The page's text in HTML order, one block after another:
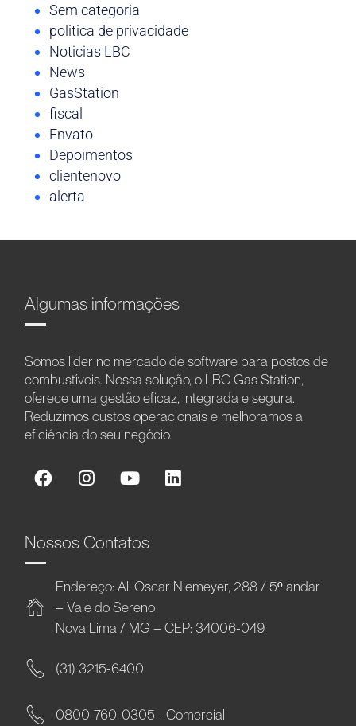
Sem categoria
politica de privacidade
Noticias LBC
News
GasStation
fiscal
Envato
Depoimentos
clientenovo
alerta
Algumas informações
Somos líder no mercado de software para postos de
combustíveis. Nossa solução, o LBC Gas Station,
oferece uma gestão eficaz, integrada e segura.
Reduzimos custos operacionais e melhoramos a
eficiência do seu negócio.
Nossos Contatos
Endereço: Al. Oscar Niemeyer, 288 / 5º andar
– Vale do Sereno
Nova Lima / MG – CEP: 34006-049
(31) 3215-6400
0800-760-0305 - Comercial